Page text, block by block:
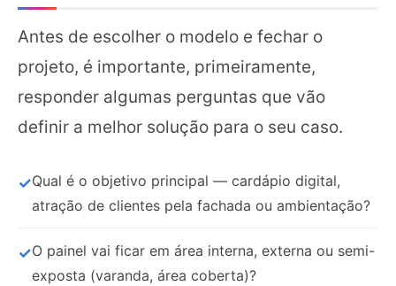
Antes de escolher o modelo e fechar o
projeto, é importante, primeiramente,
responder algumas perguntas que vão
definir a melhor solução para o seu caso.
Qual é o objetivo principal — cardápio digital,
atração de clientes pela fachada ou ambientação?
O painel vai ficar em área interna, externa ou semi-
exposta (varanda, área coberta)?